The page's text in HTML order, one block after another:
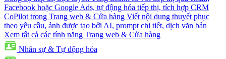
Facebook hoặc Google Ads, tự động hóa tiếp thị, tích hợp CRM
CoPilot trong Trang web & Cửa hàng Viết nội dung thuyết phục
theo yêu cầu, ảnh được tạo bởi AI, prompt chi tiết, dịch văn bản
Xem tất cả các tính năng Trang web & Cửa hàng
Nhân sự & Tự động hóa